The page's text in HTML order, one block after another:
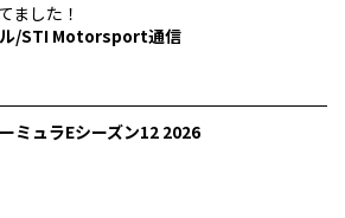
ました！
/STI Motorsport通信
ミュラEシーズン12 2026